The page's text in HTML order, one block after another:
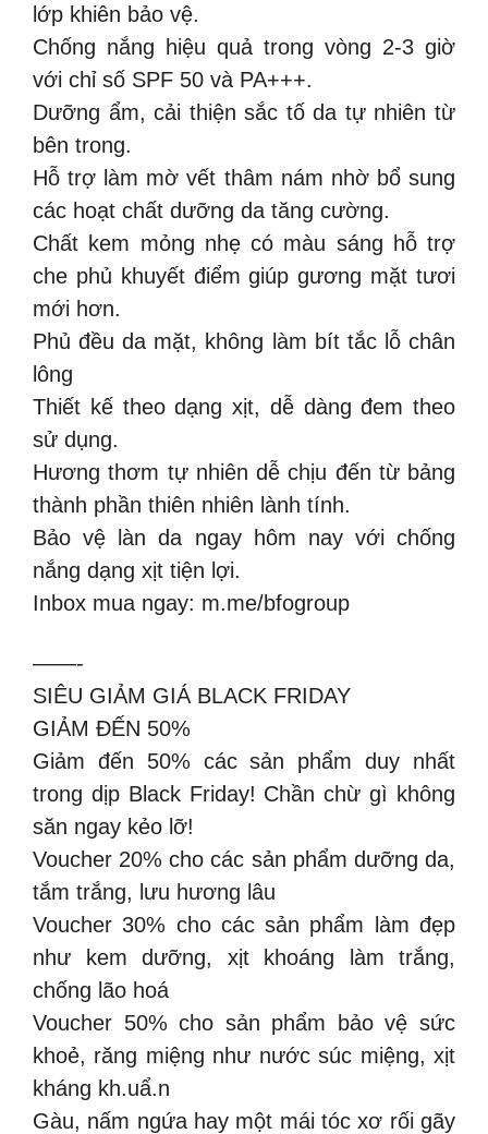
lớp khiên bảo vệ.
Chống nắng hiệu quả trong vòng 2-3 giờ
với chỉ số SPF 50 và PA+++.
Dưỡng ẩm, cải thiện sắc tố da tự nhiên từ
bên trong.
Hỗ trợ làm mờ vết thâm nám nhờ bổ sung
các hoạt chất dưỡng da tăng cường.
Chất kem mỏng nhẹ có màu sáng hỗ trợ
che phủ khuyết điểm giúp gương mặt tươi
mới hơn.
Phủ đều da mặt, không làm bít tắc lỗ chân
lông
Thiết kế theo dạng xịt, dễ dàng đem theo
sử dụng.
Hương thơm tự nhiên dễ chịu đến từ bảng
thành phần thiên nhiên lành tính.
Bảo vệ làn da ngay hôm nay với chống
nắng dạng xịt tiện lợi.
Inbox mua ngay: m.me/bfogroup
——-
SIÊU GIẢM GIÁ BLACK FRIDAY
GIẢM ĐẾN 50%
Giảm đến 50% các sản phẩm duy nhất
trong dịp Black Friday! Chần chừ gì không
săn ngay kẻo lỡ!
Voucher 20% cho các sản phẩm dưỡng da,
tắm trắng, lưu hương lâu
Voucher 30% cho các sản phẩm làm đẹp
như kem dưỡng, xịt khoáng làm trắng,
chống lão hoá
Voucher 50% cho sản phẩm bảo vệ sức
khoẻ, răng miệng như nước súc miệng, xịt
kháng kh.uẩ.n
Gàu, nấm ngứa hay một mái tóc xơ rối gãy